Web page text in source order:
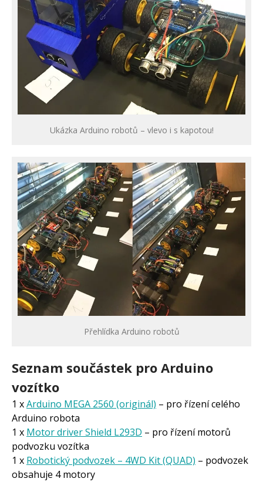
Ukázka Arduino robotů – vlevo i s kapotou!
Přehlídka Arduino robotů
Seznam součástek pro Arduino
vozítko
1 xArduino MEGA 2560 (originál) – pro řízení celého
Arduino robota
1 x Motor driver Shield L293D – pro řízení motorů
podvozku vozítka
1 x Robotický podvozek – 4WD Kit (QUAD) – podvozek
obsahuje 4 motory